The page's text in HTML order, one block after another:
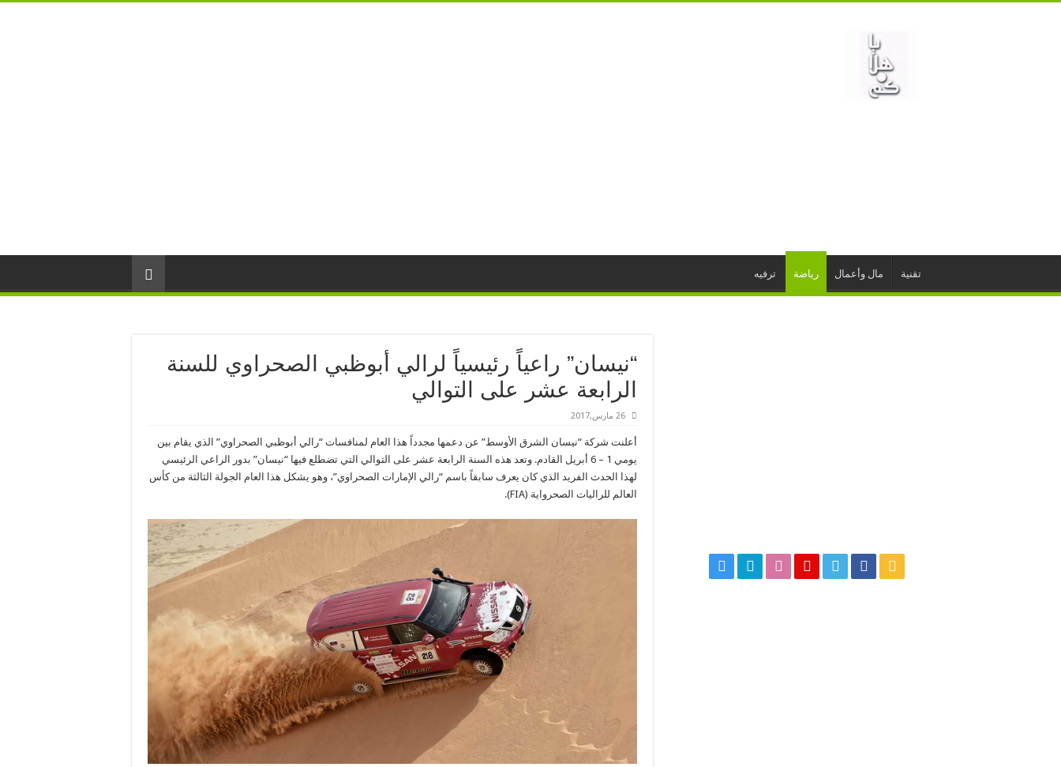
تقنية مال وأعمال رياضة ترفيه
“نيسان” راعياً رئيسياً لرالي أبوظبي الصحراوي للسنة
الرابعة عشر على التوالي
26 مارس,2017
أعلنت شركة “نيسان الشرق الأوسط” عن دعمها مجدداً هذا العام لمنافسات “رالي أبوظبي الصحراوي” الذي يقام بين
يومي 1 – 6 أبريل القادم. وتعد هذه السنة الرابعة عشر على التوالي التي تضطلع فيها “نيسان” بدور الراعي الرئيسي
لهذا الحدث الفريد الذي كان يعرف سابقاً باسم “رالي الإمارات الصحراوي”، وهو يشكل هذا العام الجولة الثالثة من كأس
العالم للراليات الصحرواية (FIA
).